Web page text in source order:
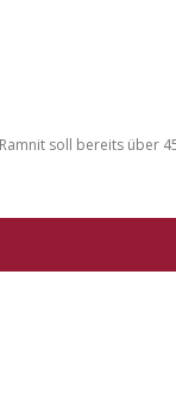
soll bereits über